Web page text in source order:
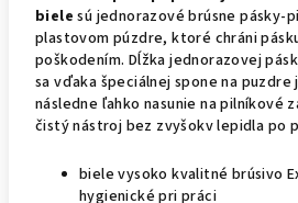
bielesú jednorazové brúsne pásky-
plastovom púzdre, ktoré chráni
poškodením. Dĺžka jednorazovej
sa vďaka špeciálnej spone na
následne ľahko nasunie na pilníkové
čistý nástroj bez zvyšokv lepidla po
biele vysoko kvalitné brúsivo
hygienické pri práci